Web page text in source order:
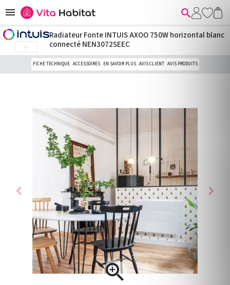
 
chevron_left

chevron_right
Radiateur Fonte INTUIS AXOO 750W horizontal blanc
connecté NEN3072SEEC
FICHE TECHNIQUE ACCESSOIRES EN SAVOIR PLUS AVIS CLIENT AVIS PRODUITS